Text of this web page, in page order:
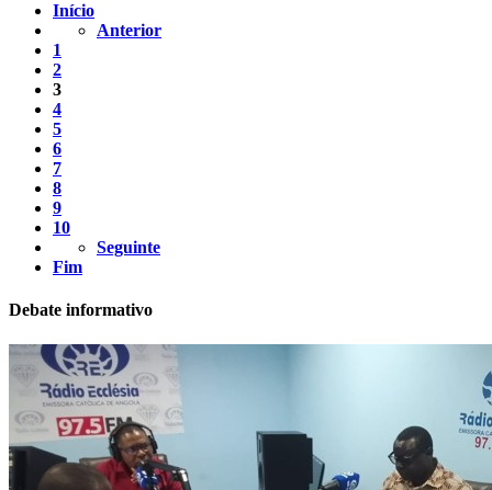
Início
Anterior
1
2
3
4
5
6
7
8
9
10
Seguinte
Fim
Debate informativo